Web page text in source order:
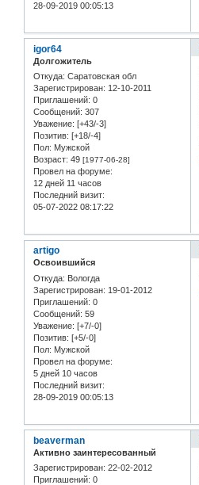
28-09-2019 00:05:13
igor64
Долгожитель
Откуда: Саратовская обл
Зарегистрирован: 12-10-2011
Приглашений: 0
Сообщений: 307
Уважение: [+43/-3]
Позитив: [+18/-4]
Пол: Мужской
Возраст: 49 [1977-06-28]
Провел на форуме:
12 дней 11 часов
Последний визит:
05-07-2022 08:17:22
artigo
Освоившийся
Откуда: Вологда
Зарегистрирован: 19-01-2012
Приглашений: 0
Сообщений: 59
Уважение: [+7/-0]
Позитив: [+5/-0]
Пол: Мужской
Провел на форуме:
5 дней 10 часов
Последний визит:
28-09-2019 00:05:13
beaverman
Активно заинтересованный
Зарегистрирован: 22-02-2012
Приглашений: 0